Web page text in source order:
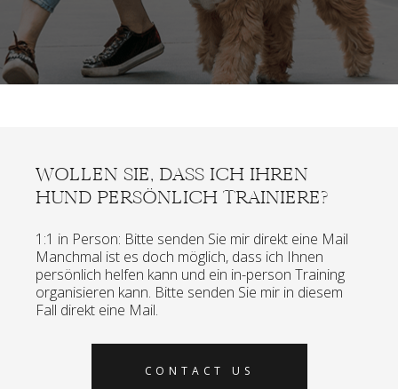
WOLLEN SIE, DASS ICH IHREN
HUND PERSÖNLICH TRAINIERE?
1:1 in Person: Bitte senden Sie mir direkt eine Mail
Manchmal ist es doch möglich, dass ich Ihnen
persönlich helfen kann und ein in-person Training
organisieren kann. Bitte senden Sie mir in diesem
Fall direkt eine Mail.
CONTACT US